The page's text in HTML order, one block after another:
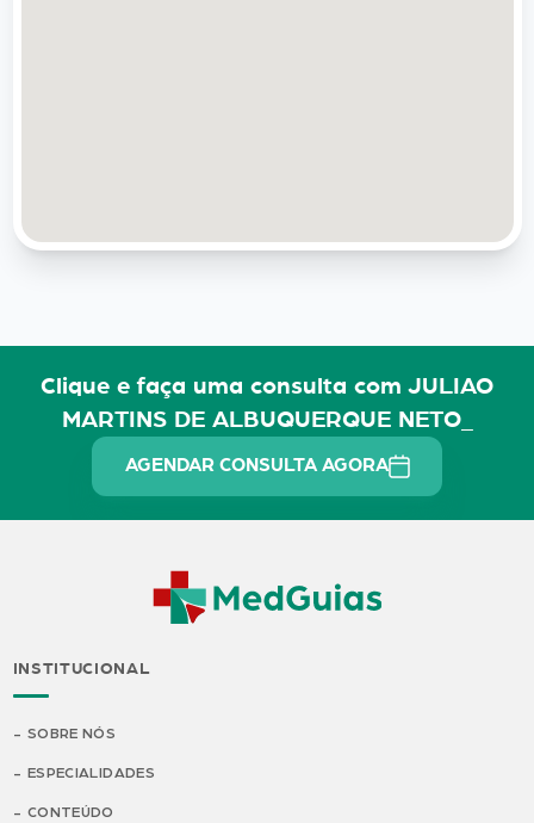
Clique e faça uma consulta com JULIAO
MARTINS DE ALBUQUERQUE NETO_
AGENDAR CONSULTA AGORA
INSTITUCIONAL
SOBRE NÓS
ESPECIALIDADES
CONTEÚDO